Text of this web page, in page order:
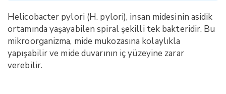
Helicobacter pylori (H. pylori), insan midesinin asidik
ortamında yaşayabilen spiral şekilli tek bakteridir. Bu
mikroorganizma, mide mukozasına kolaylıkla
yapışabilir ve mide duvarının iç yüzeyine zarar
verebilir.